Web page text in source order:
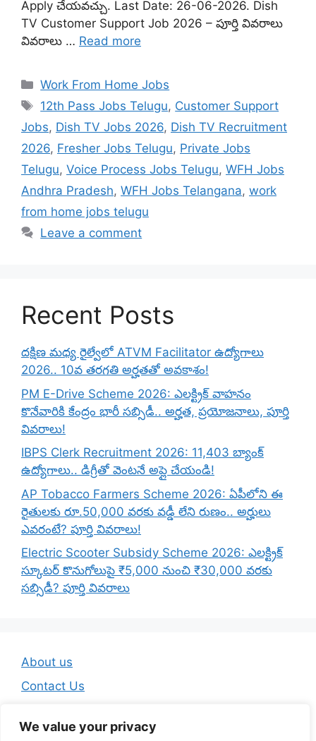
We value your privacy
Apply చేయవచ్చు. Last Date: 26-06-2026. Dish
TV Customer Support Job 2026 – పూర్తి వివరాలు
వివరాలు … Read more
Categories
Work From Home Jobs
Tags
12th Pass Jobs Telugu, Customer Support
Jobs, Dish TV Jobs 2026, Dish TV Recruitment
2026, Fresher Jobs Telugu, Private Jobs
Telugu, Voice Process Jobs Telugu, WFH Jobs
Andhra Pradesh, WFH Jobs Telangana, work
from home jobs telugu
Leave a comment
Recent Posts
దక్షిణ మధ్య రైల్వేలో ATVM Facilitator ఉద్యోగాలు
2026.. 10వ తరగతి అర్హతతో అవకాశం!
PM E-Drive Scheme 2026: ఎలక్ట్రిక్ వాహనం
కొనేవారికి కేంద్రం భారీ సబ్సిడీ.. అర్హత, ప్రయోజనాలు, పూర్తి
వివరాలు!
IBPS Clerk Recruitment 2026: 11,403 బ్యాంక్
ఉద్యోగాలు.. డిగ్రీతో వెంటనే అప్లై చేయండి!
AP Tobacco Farmers Scheme 2026: ఏపీలోని ఈ
రైతులకు రూ.50,000 వరకు వడ్డీ లేని రుణం.. అర్హులు
ఎవరంటే? పూర్తి వివరాలు!
Electric Scooter Subsidy Scheme 2026: ఎలక్ట్రిక్
స్కూటర్ కొనుగోలుపై ₹5,000 నుంచి ₹30,000 వరకు
సబ్సిడీ? పూర్తి వివరాలు
About us
Contact Us
Privacy Policy